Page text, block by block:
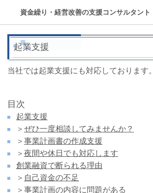
資金繰り・経営改善の支援コンサルタント
起業支援
当社では起業支援にも対応しております。
目次
起業支援
＞ ぜひ一度相談してみませんか？
＞ 事業計画書の作成支援
＞ 夜間や休日でも対応します
創業融資で断られる理由
＞ 自己資金の不足
＞ 事業計画の内容に問題がある